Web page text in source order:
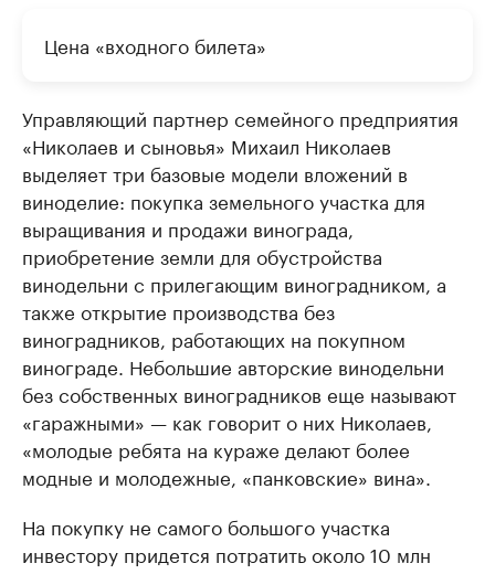
Цена «входного билета»
Управляющий партнер семейного предприятия
«Николаев и сыновья» Михаил Николаев
выделяет три базовые модели вложений в
виноделие: покупка земельного участка для
выращивания и продажи винограда,
приобретение земли для обустройства
винодельни с прилегающим виноградником, а
также открытие производства без
виноградников, работающих на покупном
винограде. Небольшие авторские винодельни
без собственных виноградников еще называют
«гаражными» — как говорит о них Николаев,
«молодые ребята на кураже делают более
модные и молодежные, «панковские» вина».
На покупку не самого большого участка
инвестору придется потратить около 10 млн